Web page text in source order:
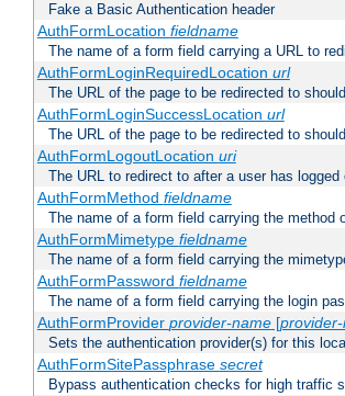
Fake a Basic Authentication header
AuthFormLocation fieldname
The name of a form field carrying a URL to
AuthFormLoginRequiredLocation url
The URL of the page to be redirected to
AuthFormLoginSuccessLocation url
The URL of the page to be redirected to
AuthFormLogoutLocation uri
The URL to redirect to after a user has logged
AuthFormMethod fieldname
The name of a form field carrying the
AuthFormMimetype fieldname
The name of a form field carrying the
AuthFormPassword fieldname
The name of a form field carrying the login
AuthFormProvider provider-name[
Sets the authentication provider(s) for this
AuthFormSitePassphrase secret
Bypass authentication checks for high traffic